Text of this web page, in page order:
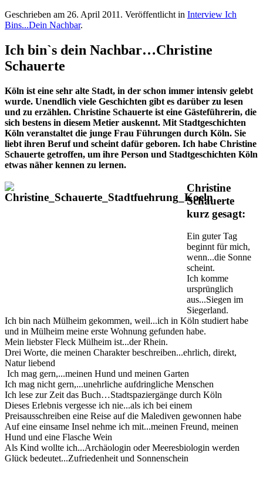
Geschrieben am 26. April 2011 . Veröffentlicht in Interview Ich
Bins...Dein Nachbar.
Ich bin`s dein Nachbar…Christine
Schauerte
Köln ist eine sehr alte Stadt, in der schon immer intensiv gelebt
wurde. Unendlich viele Geschichten gibt es darüber zu lesen
und zu erzählen. Christine Schauerte ist eine Gästeführerin, die
sich bestens in diesem Metier auskennt. Mit Stadtgeschichten
Köln veranstaltet die junge Frau Führungen durch Köln. Sie
liebt ihren Beruf und scheint dafür geboren. Ich habe Christine
Schauerte getroffen, um ihre Person und Stadtgeschichten Köln
etwas näher kennen zu lernen.
Christine
Schauerte
kurz gesagt:
Ein guter Tag
beginnt für mich,
wenn...die Sonne
scheint.
Ich komme
ursprünglich
aus...Siegen im
Siegerland.
Ich bin nach Mülheim gekommen, weil...ich in Köln studiert habe
und in Mülheim meine erste Wohnung gefunden habe.
Mein liebster Fleck Mülheim ist...der Rhein.
Drei Worte, die meinen Charakter beschreiben...ehrlich, direkt,
Natur liebend
Ich mag gern,...meinen Hund und meinen Garten
Ich mag nicht gern,...unehrliche aufdringliche Menschen
Ich lese zur Zeit das Buch…Stadtspaziergänge durch Köln
Dieses Erlebnis vergesse ich nie...als ich bei einem
Preisausschreiben eine Reise auf die Malediven gewonnen habe
Auf eine einsame Insel nehme ich mit...meinen Freund, meinen
Hund und eine Flasche Wein
Als Kind wollte ich...Archäologin oder Meeresbiologin werden
Glück bedeutet...Zufriedenheit und Sonnenschein